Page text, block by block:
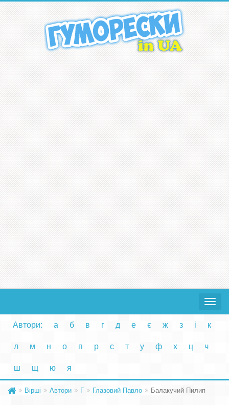
Toggle
Автори: а б в г д е є ж з і к
л м н о п р с т у ф х ц ч
ш щ ю я
Вірші Автори Г Глазовий Павло Балакучий Пилип